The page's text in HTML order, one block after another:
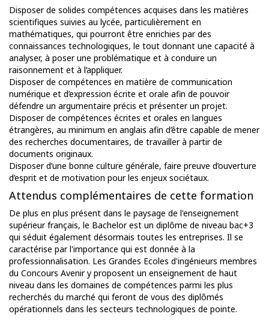
Disposer de solides compétences acquises dans les matières
scientifiques suivies au lycée, particulièrement en
mathématiques, qui pourront être enrichies par des
connaissances technologiques, le tout donnant une capacité à
analyser, à poser une problématique et à conduire un
raisonnement et à l’appliquer.
Disposer de compétences en matière de communication
numérique et d’expression écrite et orale afin de pouvoir
défendre un argumentaire précis et présenter un projet.
Disposer de compétences écrites et orales en langues
étrangères, au minimum en anglais afin d’être capable de mener
des recherches documentaires, de travailler à partir de
documents originaux.
Disposer d’une bonne culture générale, faire preuve d’ouverture
d’esprit et de motivation pour les enjeux sociétaux.
Attendus complémentaires de cette formation
De plus en plus présent dans le paysage de l'enseignement
supérieur français, le Bachelor est un diplôme de niveau bac+3
qui séduit également désormais toutes les entreprises. Il se
caractérise par l'importance qui est donnée à la
professionnalisation. Les Grandes Ecoles d'ingénieurs membres
du Concours Avenir y proposent un enseignement de haut
niveau dans les domaines de compétences parmi les plus
recherchés du marché qui feront de vous des diplômés
opérationnels dans les secteurs technologiques de pointe.